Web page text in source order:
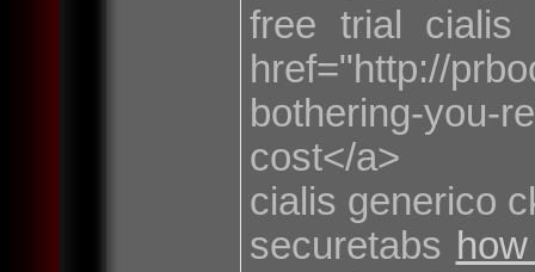
free trial cialis
href="http://
bothering-you-
cost</a>
cialis generico
securetabs